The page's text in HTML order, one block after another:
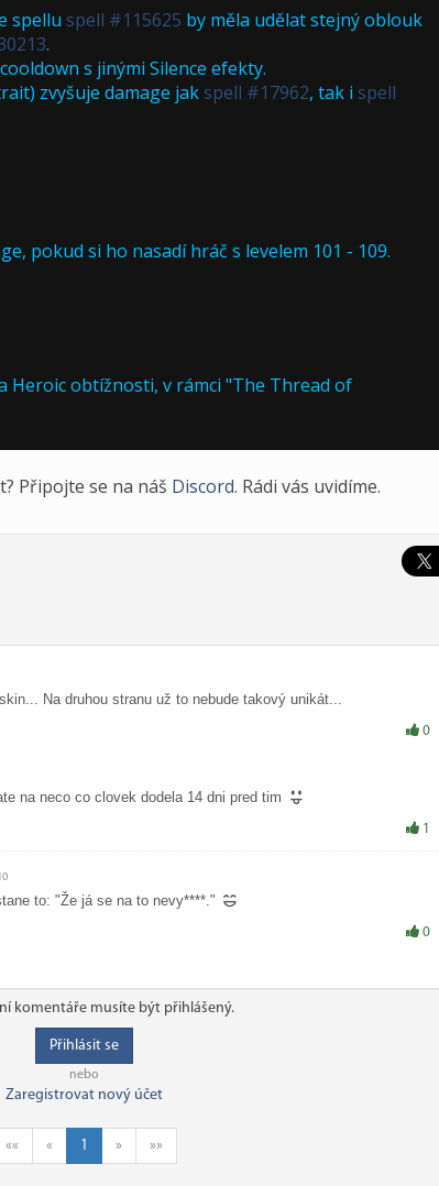
spellu spell #115625 by měla udělat stejný oblouk
.
s jinými Silence efekty.
zvyšuje damage jak spell #17962, tak i spell
pokud si ho nasadí hráč s levelem 101 - 109.
Heroic obtížnosti, v rámci "The Thread of
Připojte se na náš Discord. Rádi vás uvidíme.
Na druhou stranu už to nebude takový unikát...
0
na neco co clovek dodela 14 dni pred tim
1
to: "Že já se na to nevy****."
0
komentáře musíte být přihlášený.
Přihlásit se
nebo
Zaregistrovat nový účet
«« « 1 » »»